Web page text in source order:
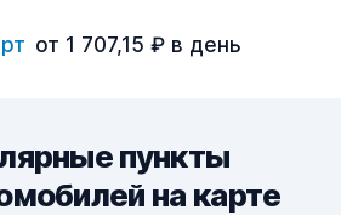
от 1 707,15 ₽ в день
пункты
на карте